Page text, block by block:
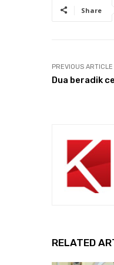
Share
PREVIOUS ARTICLE
Dua beradik
RELATED